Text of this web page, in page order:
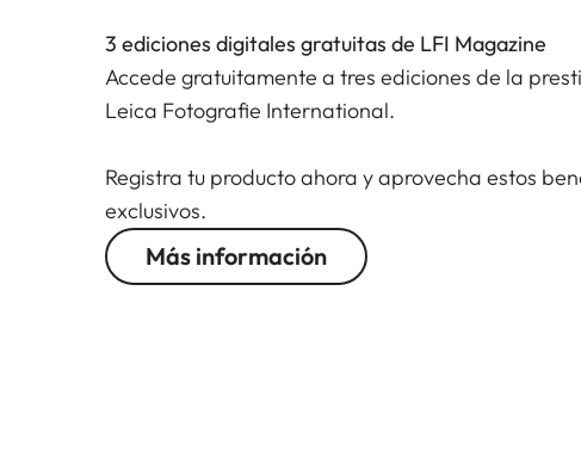
3 ediciones digitales gratuitas de LFI Magazine
Accede gratuitamente a tres ediciones de la
Leica Fotografie International.
Registra tu producto ahora y aprovecha estos
exclusivos.
Más información